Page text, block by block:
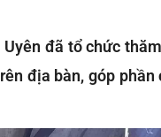
đã tổ chức
địa bàn, góp phần